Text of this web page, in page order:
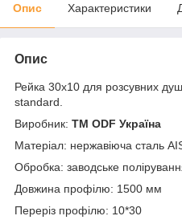
Опис Характеристики
Опис
Рейка 30х10 для розсувних
standard.
Виробник: ТМ ODF Україна
Матеріал: нержавіюча сталь
Обробка: заводське
Довжина профілю: 1500 мм
Переріз профілю: 10*30